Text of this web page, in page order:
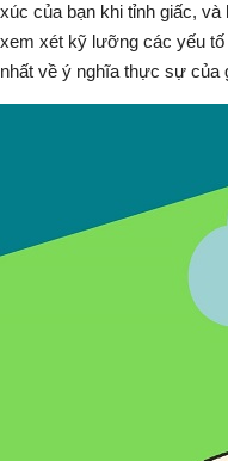
xúc của bạn khi tỉnh giấc,
xem xét kỹ lưỡng các yếu
nhất về ý nghĩa thực sự của